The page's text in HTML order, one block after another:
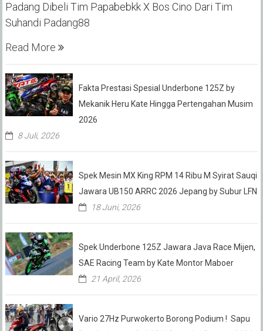
Padang Dibeli Tim Papabebkk X Bos Cino Dari Tim
Suhandi Padang88
Read More
Fakta Prestasi Spesial Underbone 125Z by
Mekanik Heru Kate Hingga Pertengahan Musim
2026
8 Juli, 2026
Spek Mesin MX King RPM 14 Ribu M Syirat Sauqi
Jawara UB150 ARRC 2026 Jepang by Subur LFN
18 Juni, 2026
Spek Underbone 125Z Jawara Java Race Mijen,
SAE Racing Team by Kate Montor Maboer
21 April, 2026
Vario 27Hz Purwokerto Borong Podium ! Sapu